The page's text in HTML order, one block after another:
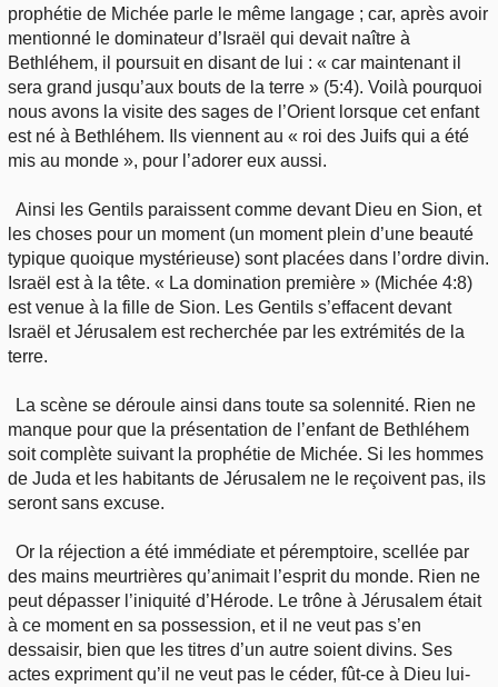
prophétie de Michée parle le même langage ; car, après avoir
mentionné le dominateur d’Israël qui devait naître à
Bethléhem, il poursuit en disant de lui : « car maintenant il
sera grand jusqu’aux bouts de la terre » (5:4). Voilà pourquoi
nous avons la visite des sages de l’Orient lorsque cet enfant
est né à Bethléhem. Ils viennent au « roi des Juifs qui a été
mis au monde », pour l’adorer eux aussi.
Ainsi les Gentils paraissent comme devant Dieu en Sion, et
les choses pour un moment (un moment plein d’une beauté
typique quoique mystérieuse) sont placées dans l’ordre divin.
Israël est à la tête. « La domination première » (Michée 4:8)
est venue à la fille de Sion. Les Gentils s’effacent devant
Israël et Jérusalem est recherchée par les extrémités de la
terre.
La scène se déroule ainsi dans toute sa solennité. Rien ne
manque pour que la présentation de l’enfant de Bethléhem
soit complète suivant la prophétie de Michée. Si les hommes
de Juda et les habitants de Jérusalem ne le reçoivent pas, ils
seront sans excuse.
Or la réjection a été immédiate et péremptoire, scellée par
des mains meurtrières qu’animait l’esprit du monde. Rien ne
peut dépasser l’iniquité d’Hérode. Le trône à Jérusalem était
à ce moment en sa possession, et il ne veut pas s’en
dessaisir, bien que les titres d’un autre soient divins. Ses
actes expriment qu’il ne veut pas le céder, fût-ce à Dieu lui-